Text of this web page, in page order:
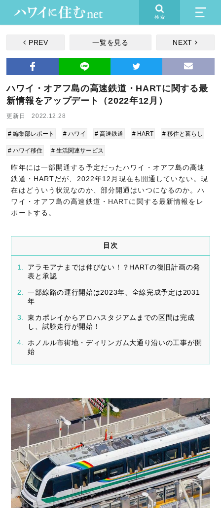
検索
PREV 一覧を見る NEXT
ハワイ・オアフ島の高速鉄道・HARTに関する最
新情報をアップデート（2022年12月）
更新日 2022.12.28
# 編集部レポート # ハワイ # 高速鉄道 # HART # 移住と暮らし
# ハワイ移住 # 生活関連サービス
昨年には一部開通する予定だったハワイ・オアフ島の高速
鉄道・HARTだが、2022年12月現在も開通していない。現
在はどういう状況なのか、部分開通はいつになるのか。ハ
ワイ・オアフ島の高速鉄道・HARTに関する最新情報をレ
ポートする。
目次
アラモアナまでは伸びない！？HARTの復旧計画の発
表と承認
一部線路の運行開始は2023年、全線完成予定は2031
年
東カポレイからアロハスタジアムまでの区間は完成
し、試験走行が開始！
ホノルル市街地・ディリンガム大通り沿いの工事が開
始